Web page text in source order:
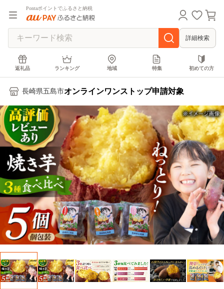
Pontaポイントでふるさと納税
詳細検索
返礼品 ランキング 地域 特集 初めての方
長崎県五島市オンラインワンストップ申請対象